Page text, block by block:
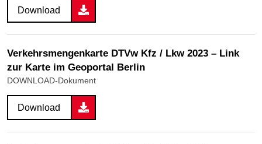
Download
Verkehrsmengenkarte DTVw Kfz / Lkw 2023 – Link
zur Karte im Geoportal Berlin
DOWNLOAD-Dokument
Download